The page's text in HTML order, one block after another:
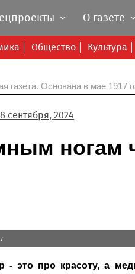
Общество Культура
О газете
газета. Основана в мае 1917
сентября, 2024
ногам
это про красоту, а